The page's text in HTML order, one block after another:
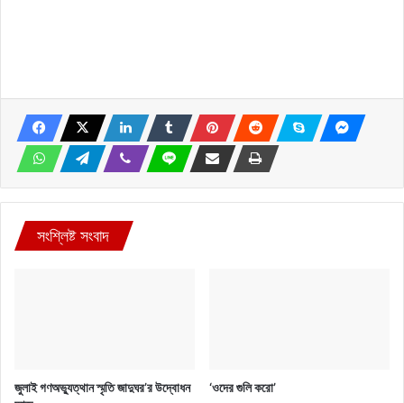
সংশ্লিষ্ট সংবাদ
জুলাই গণঅভ্যুত্থান স্মৃতি জাদুঘর’র উদ্বোধন
‘ওদের গুলি করো’